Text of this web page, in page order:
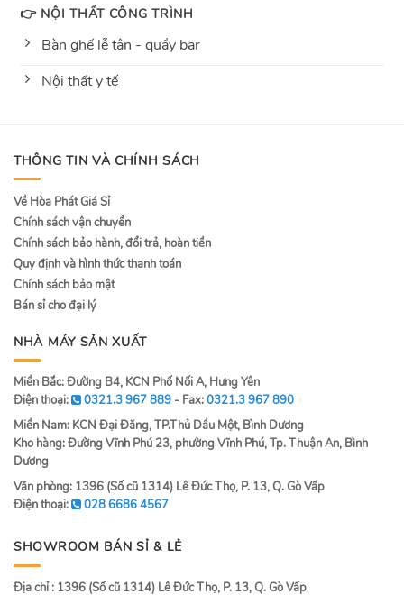
👉 NỘI THẤT CÔNG TRÌNH
Bàn ghế lễ tân - quầy bar
Nội thất y tế
THÔNG TIN VÀ CHÍNH SÁCH
Về Hòa Phát Giá Sỉ
Chính sách vận chuyển
Chính sách bảo hành, đổi trả, hoàn tiền
Quy định và hình thức thanh toán
Chính sách bảo mật
Bán sỉ cho đại lý
NHÀ MÁY SẢN XUẤT
Miền Bắc: Đường B4, KCN Phố Nối A, Hưng Yên
Điện thoại:
0321.3 967 889 - Fax:0321.3 967 890
Miền Nam: KCN Đại Đăng, TP.Thủ Dầu Một, Bình Dương
Kho hàng: Đường Vĩnh Phú 23, phường Vĩnh Phú, Tp. Thuận An, Bình
Dương
Văn phòng: 1396 (Số cũ 1314) Lê Đức Thọ, P. 13, Q. Gò Vấp
Điện thoại:
028 6686 4567
SHOWROOM BÁN SỈ & LẺ
Địa chỉ : 1396 (Số cũ 1314) Lê Đức Thọ, P. 13, Q. Gò Vấp